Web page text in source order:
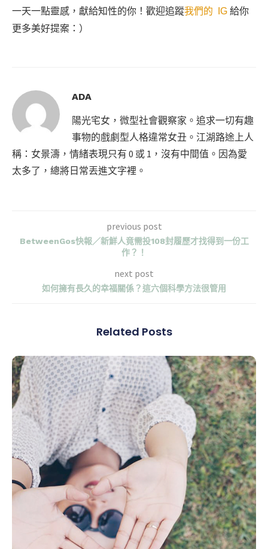
一天一點靈感，獻給知性的你！歡迎追蹤我們的 IG 給你
更多美好提案：）
ADA
陽光宅女，微型社會觀察家。追求一切有趣
事物的戲劇型人格違常女丑。江湖路途上人
稱：女景濤，情緒表現只有 0 或 1，沒有中間值。因為愛
太多了，總將日常丟進文字裡。
previous post
BetweenGos快報／新鮮人竟需投108封履歷才找得到一份工
作？！
next post
如何擁有長久的幸福關係？這六個科學方法很管用
Related Posts